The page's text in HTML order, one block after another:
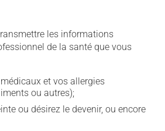
les informations
de la santé que vous
et vos allergies
ou autres);
ou désirez le devenir, ou encore